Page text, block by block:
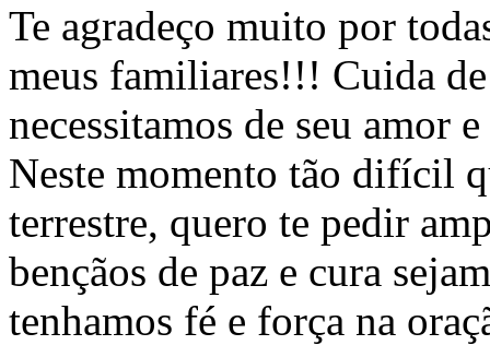
Te agradeço muito por
meus familiares!!! Cuida
necessitamos de seu amor
Neste momento tão difícil
terrestre, quero te pedir
bençãos de paz e cura
tenhamos fé e força na